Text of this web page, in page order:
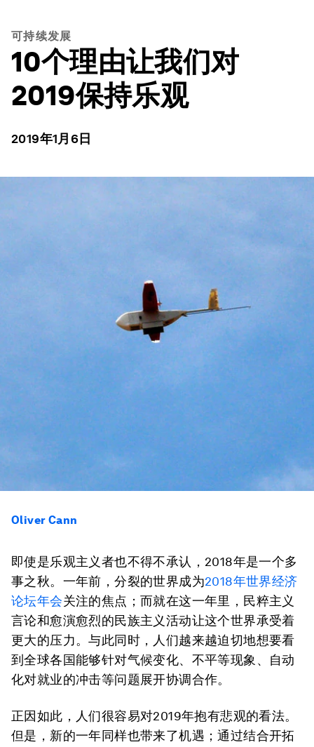
可持续发展
10个理由让我们对
2019保持乐观
2019年1月6日
Oliver Cann
即使是乐观主义者也不得不承认，2018年是一个多
事之秋。一年前，分裂的世界成为2018年世界经济
论坛年会关注的焦点；而就在这一年里，民粹主义
言论和愈演愈烈的民族主义活动让这个世界承受着
更大的压力。与此同时，人们越来越迫切地想要看
到全球各国能够针对气候变化、不平等现象、自动
化对就业的冲击等问题展开协调合作。
正因如此，人们很容易对2019年抱有悲观的看法。
但是，新的一年同样也带来了机遇；通过结合开拓